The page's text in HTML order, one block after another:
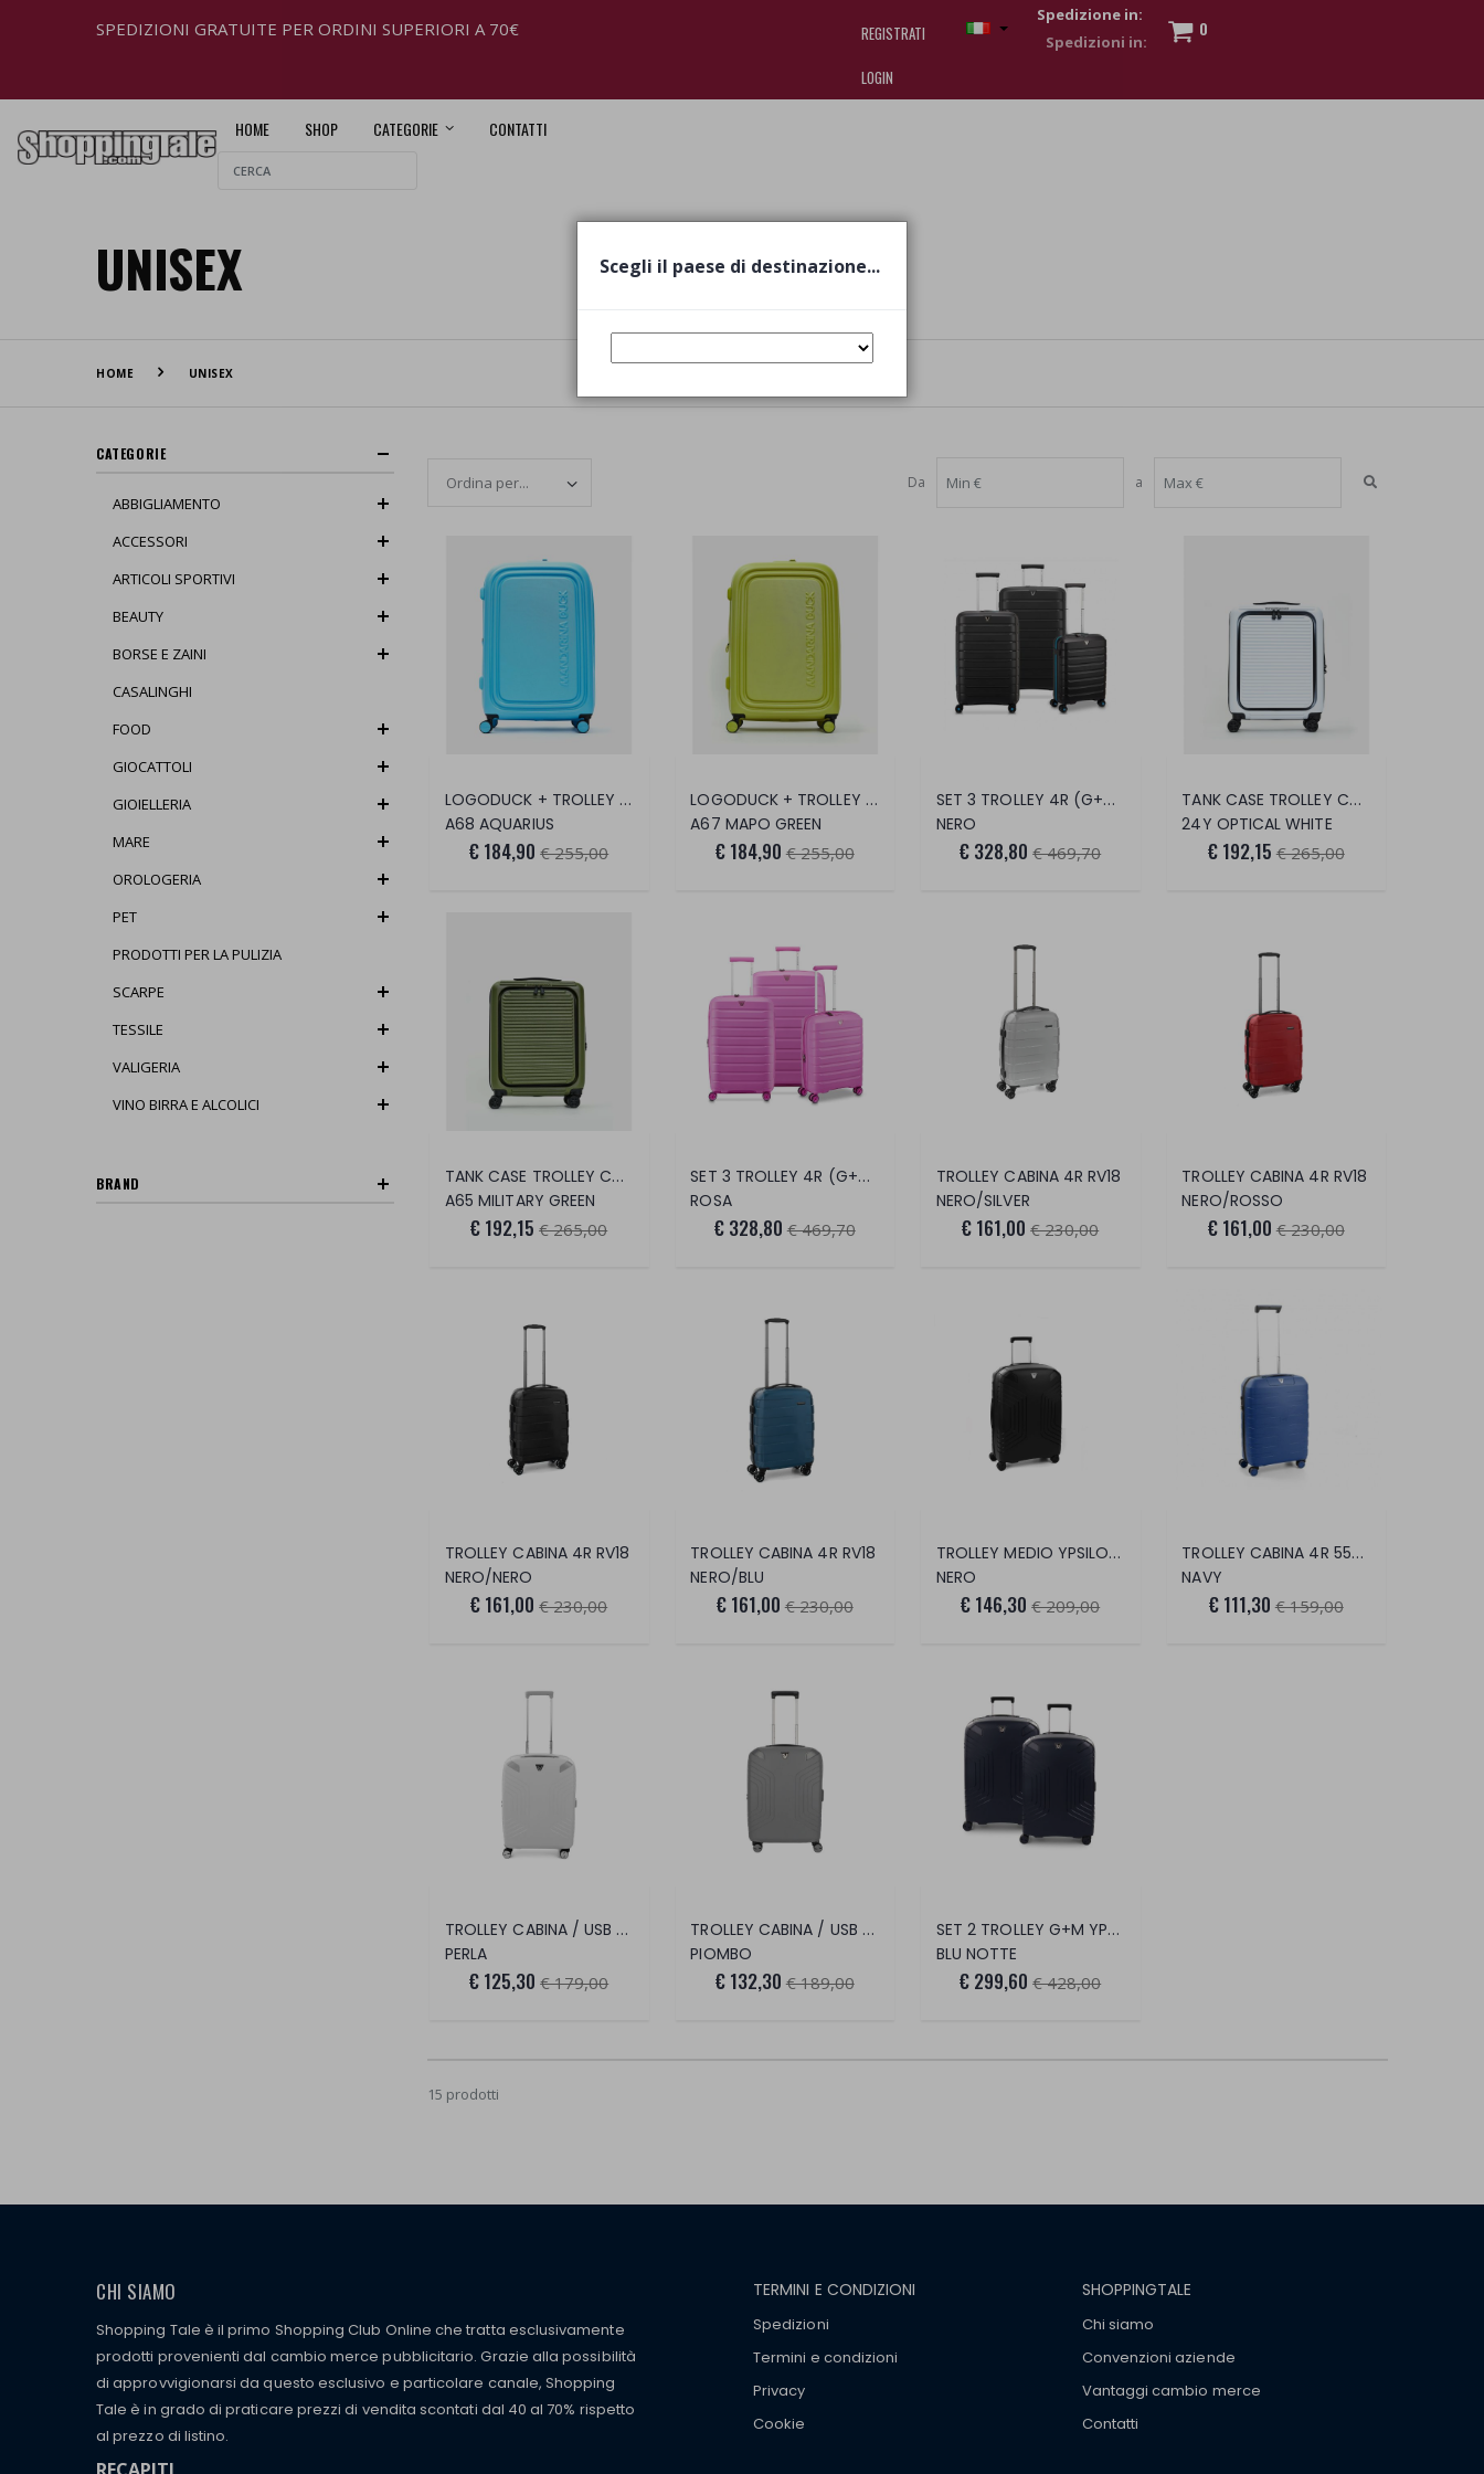
SPEDIZIONI GRATUITE PER ORDINI SUPERIORI A 70€
REGISTRATI
LOGIN
Spedizione in:
0
HOME SHOP CATEGORIE CONTATTI
replica watches.
UNISEX
HOME UNISEX
Da a
LOGODUCK + TROLLEY LARGE EXP
A68 AQUARIUS
€ 184,90 € 255,00
LOGODUCK + TROLLEY LARGE EXP
A67 MAPO GREEN
€ 184,90 € 255,00
SET 3 TROLLEY 4R (G+M+C) B-FLYING NEON
NERO
€ 328,80 € 469,70
TANK CASE TROLLEY CABIN W FRONT POCKET
24Y OPTICAL WHITE
€ 192,15 € 265,00
TANK CASE TROLLEY CABIN W FRONT POCKET
A65 MILITARY GREEN
€ 192,15 € 265,00
SET 3 TROLLEY 4R (G+M+C) EXP. B-FLYING
ROSA
€ 328,80 € 469,70
TROLLEY CABINA 4R RV18
NERO/SILVER
€ 161,00 € 230,00
TROLLEY CABINA 4R RV18
NERO/ROSSO
€ 161,00 € 230,00
TROLLEY CABINA 4R RV18
NERO/NERO
€ 161,00 € 230,00
TROLLEY CABINA 4R RV18
NERO/BLU
€ 161,00 € 230,00
TROLLEY MEDIO YPSILON 4.0
NERO
€ 146,30 € 209,00
TROLLEY CABINA 4R 55/20 CM BOX 2.0
NAVY
€ 111,30 € 159,00
TROLLEY CABINA / USB YPSILON
PERLA
€ 125,30 € 179,00
TROLLEY CABINA / USB YPSILON 4.0
PIOMBO
€ 132,30 € 189,00
SET 2 TROLLEY G+M YPSILON 4.0
BLU NOTTE
€ 299,60 € 428,00
15 prodotti
CATEGORIE
ABBIGLIAMENTO
ACCESSORI
ARTICOLI SPORTIVI
BEAUTY
BORSE E ZAINI
CASALINGHI
FOOD
GIOCATTOLI
GIOIELLERIA
MARE
OROLOGERIA
PET
PRODOTTI PER LA PULIZIA
SCARPE
TESSILE
VALIGERIA
VINO BIRRA E ALCOLICI
BRAND
CHI SIAMO
Shopping Tale è il primo Shopping Club Online che tratta esclusivamente
prodotti provenienti dal cambio merce pubblicitario. Grazie alla possibilità
di approvvigionarsi da questo esclusivo e particolare canale, Shopping
Tale è in grado di praticare prezzi di vendita scontati dal 40 al 70% rispetto
al prezzo di listino.
TERMINI E CONDIZIONI
Spedizioni
Termini e condizioni
Privacy
Cookie
SHOPPINGTALE
Chi siamo
Convenzioni aziende
Vantaggi cambio merce
Contatti
Scegli il paese di destinazione...